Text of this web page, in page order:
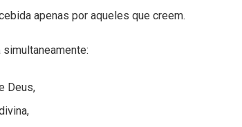
apenas por aqueles que creem.
simultaneamente:
Deus,